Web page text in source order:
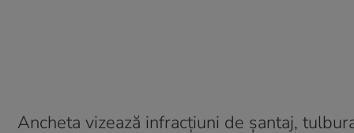
Ancheta vizează infracțiuni de șantaj,